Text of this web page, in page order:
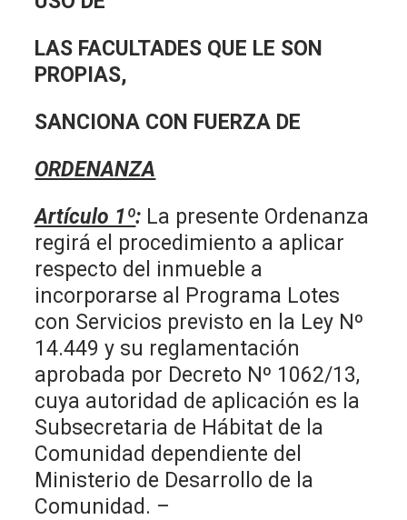
LAS FACULTADES QUE LE SON
PROPIAS,
SANCIONA CON FUERZA DE
ORDENANZA
Artículo 1º: La presente Ordenanza
regirá el procedimiento a aplicar
respecto del inmueble a
incorporarse al Programa Lotes
con Servicios previsto en la Ley Nº
14.449 y su reglamentación
aprobada por Decreto Nº 1062/13,
cuya autoridad de aplicación es la
Subsecretaria de Hábitat de la
Comunidad dependiente del
Ministerio de Desarrollo de la
Comunidad. –